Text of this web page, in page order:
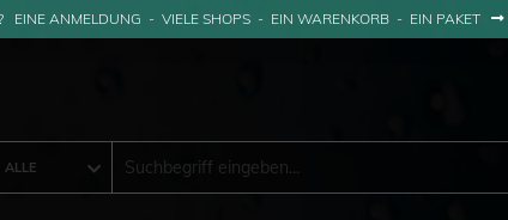
EINE ANMELDUNG - VIELE SHOPS - EIN WARENKORB - EIN PAKET
ALLE